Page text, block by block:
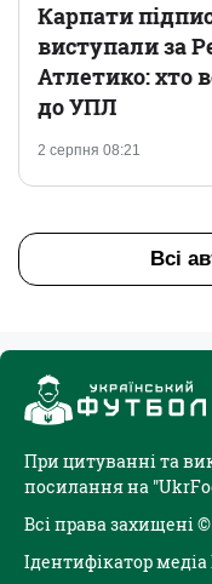
2 серпня 08:21
Карпати
виступали за
Атлетико: хто
до УПЛ
Всі
При цитуванні та
посилання на
Всі права захищені
Ідентифікатор медіа